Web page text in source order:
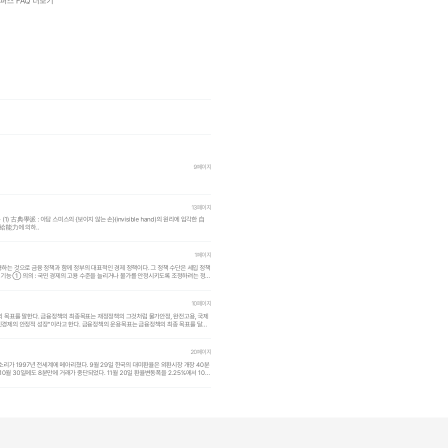
9페이지
13페이지
能力에 의하..
1페이지
10페이지
표를 말한다. 금융정책의 최종목표는 재정정책의 그것처럼 물가안정, 완전고용, 국제
정책의 운용목표는 금융정책의 최종 목표를 달성
20페이지
리가 1997년 전세계에 메아리쳤다. 9월 29일 한국의 대미환율은 외환시장 개장 40분
월 30일에도 8분만에 거래가 중단되었다. 11월 20일 환율변동폭을 2.25%에서 10%